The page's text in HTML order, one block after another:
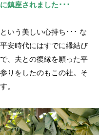
鎮座されました･･･
いう美しい心持ち･･･ な
安時代にはすでに縁結び
、夫との復縁を願った平
りをしたのもこの社。そ
。